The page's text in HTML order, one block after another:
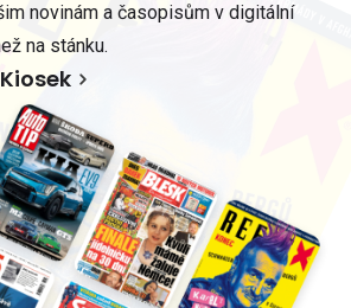
novinám a časopisům v digitální
na stánku.